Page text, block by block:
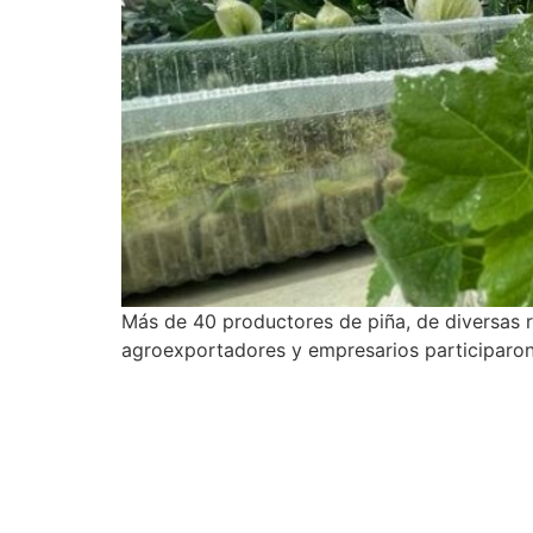
Más de 40 productores de piña, de diversas
agroexportadores y empresarios